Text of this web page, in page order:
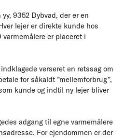
9352 Dybvad, der er en
lejer er direkte kunde hos
er placeret i
verseret en retssag om
for såkaldt ”mellemforbrug”,
kunde og indtil ny lejer bliver
adgang til egne varmemålere
For ejendommen er der